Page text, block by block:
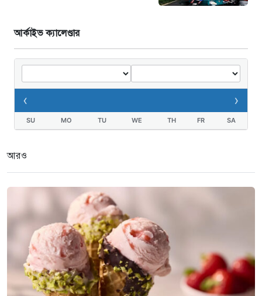
আর্কাইভ ক্যালেণ্ডার
‹ ›
SU MO TU WE TH FR SA
আরও